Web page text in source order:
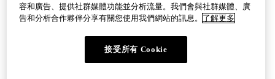
檢舉 有幫助 0
容和廣告、提供社群媒體功能並分析流量。我們會與社群媒體、廣
告和分析合作夥伴分享有關您使用我們網站的訊息。 了解更多
接受所有 Cookie